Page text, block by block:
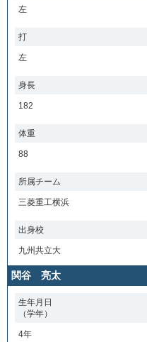
左
打
左
身長
182
体重
88
所属チーム
三菱重工横浜
出身校
九州共立大
関谷 亮太
生年月日
（学年）
4年